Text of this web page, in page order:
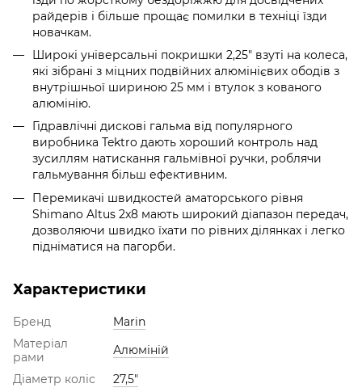
райдерів і більше прощає помилки в техніці їзди
новачкам.
Широкі універсальні покришки 2,25" взуті на колеса,
які зібрані з міцних подвійних алюмінієвих ободів з
внутрішньої шириною 25 мм і втулок з кованого
алюмінію.
Гідравлічні дискові гальма від популярного
виробника Tektro дають хороший контроль над
зусиллям натискання гальмівної ручки, роблячи
гальмування більш ефективним.
Перемикачі швидкостей аматорського рівня
Shimano Altus 2x8 мають широкий діапазон передач,
дозволяючи швидко їхати по рівних ділянках і легко
підніматися на пагорби.
Характеристики
Бренд
Marin
Матеріал
рами
Алюміній
Діаметр коліс
27,5"